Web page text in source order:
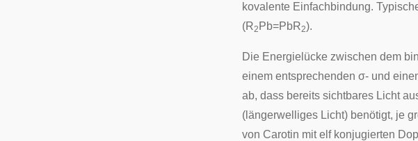
kovalente Einfachbindung.
(R2 Pb=PbR2).
Die Energielücke zwischen dem
einem entsprechenden σ- und
ab, dass bereits sichtbares Licht
(längerwelliges Licht) benötigt, je
von Carotin mit elf konjugierten